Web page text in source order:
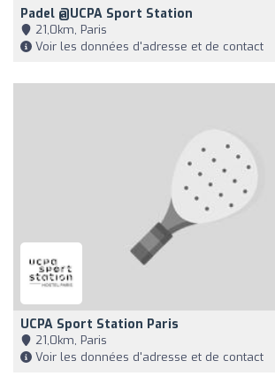
Padel @UCPA Sport Station
21,0km, Paris
Voir les données d'adresse et de contact
UCPA Sport Station Paris
21,0km, Paris
Voir les données d'adresse et de contact